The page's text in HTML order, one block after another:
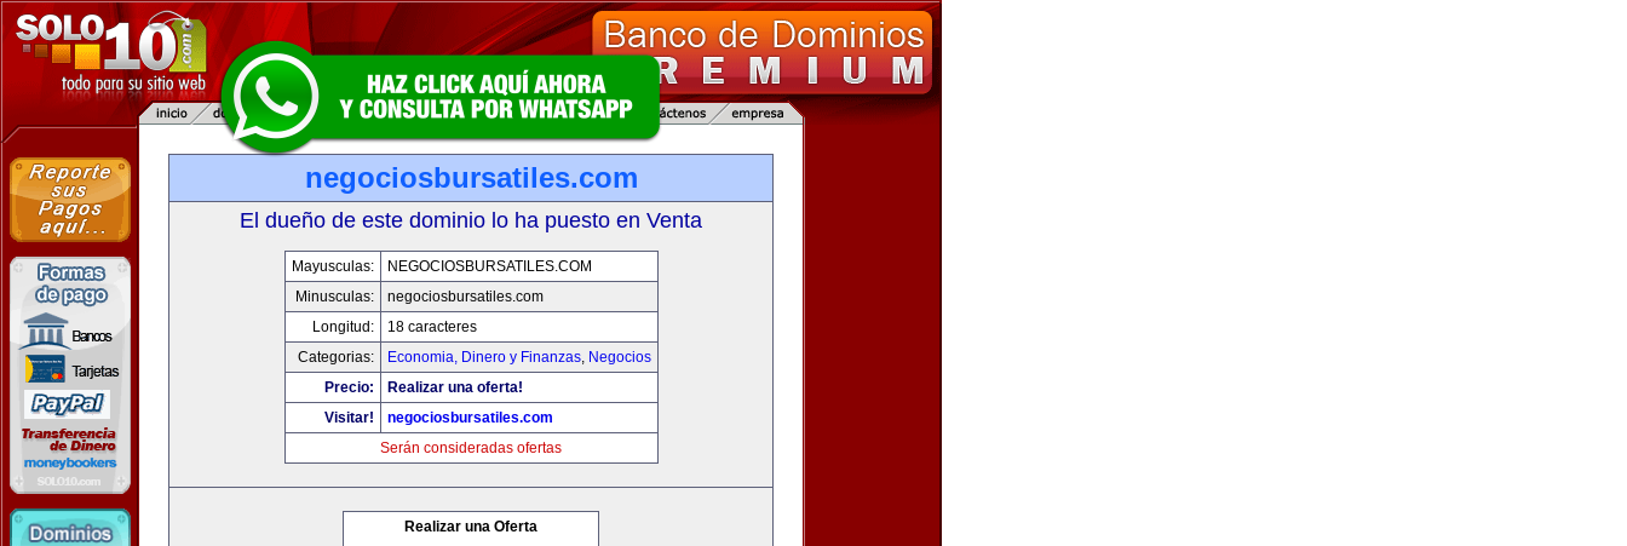
negociosbursatiles.com
El dueño de este dominio lo ha puesto en Venta
Mayusculas:
NEGOCIOSBURSATILES.COM
Minusculas:
negociosbursatiles.com
Longitud:
18 caracteres
Categorias:
Economia, Dinero y Finanzas, Negocios
Precio:
Realizar una oferta!
Visitar!
negociosbursatiles.com
Serán consideradas ofertas
Realizar una Oferta